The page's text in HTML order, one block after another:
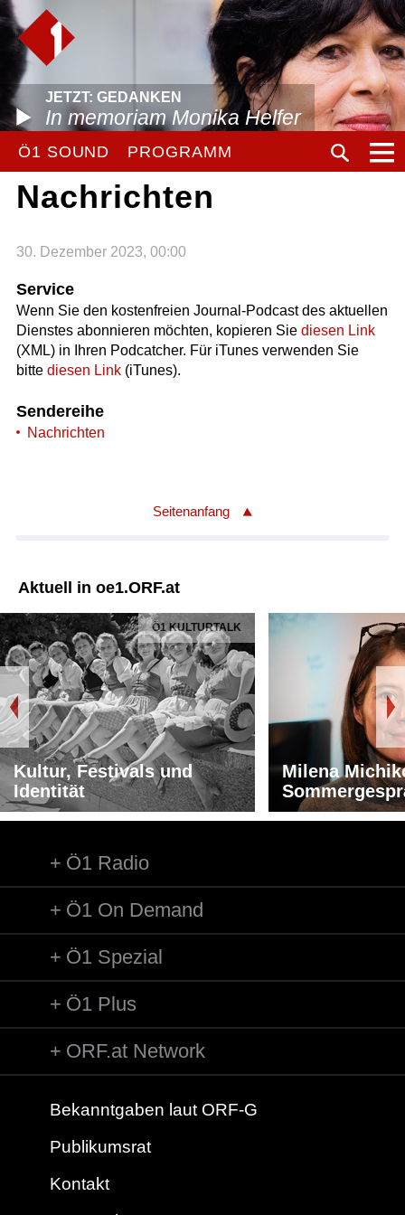
JETZT: GEDANKEN
In memoriam Monika Helfer
Ö1 SOUND PROGRAMM
Nachrichten
30. Dezember 2023, 00:00
Service
Wenn Sie den kostenfreien Journal-Podcast des aktuellen
Dienstes abonnieren möchten, kopieren Sie diesen Link
(XML) in Ihren Podcatcher. Für iTunes verwenden Sie
bitte diesen Link(iTunes).
Sendereihe
Nachrichten
Seitenanfang
Aktuell in oe1.ORF.at
Ö1 KULTURTALK
Kultur, Festivals und
Identität
Milena
Ö1 Radio
Ö1 On Demand
Ö1 Spezial
Ö1 Plus
ORF.at Network
Bekanntgaben laut ORF-G
Publikumsrat
Kontakt